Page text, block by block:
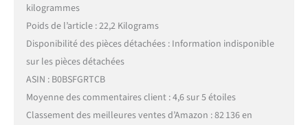
kilogrammes
Poids de l’article : 22,2 Kilograms
Disponibilité des pièces détachées : Information indisponible
sur les pièces détachées
ASIN : B0BSFGRTCB
Moyenne des commentaires client : 4,6 sur 5 étoiles
Classement des meilleures ventes d’Amazon : 82 136 en